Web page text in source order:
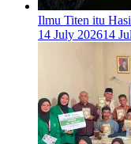
Ilmu Titen itu
14 July 202614